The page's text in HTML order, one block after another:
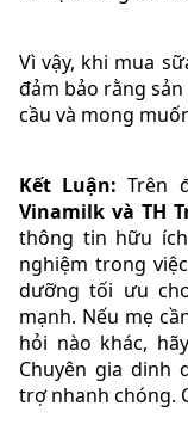
Vì vậy, khi mua
đảm bảo rằng
cầu và mong
Kết Luận: Trên
Vinamilk và TH
thông tin hữu
nghiệm trong
dưỡng tối ưu
mạnh. Nếu mẹ
hỏi nào khác,
Chuyên gia dinh
trợ nhanh chóng.